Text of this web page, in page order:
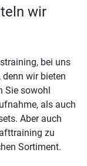
wir
bei uns
wir bieten
Sie sowohl
als auch
Aber auch
zu
Sortiment.